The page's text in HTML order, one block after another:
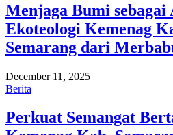
Menjaga Bumi sebagai
Ekoteologi Kemenag
Semarang dari
December 11, 2025
Berita
Perkuat Semangat